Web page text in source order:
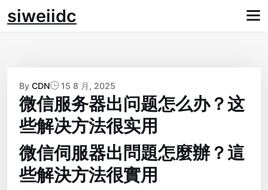
Skip
tosiweiidc
By CDN 15 8 月, 2025
微信服务器出问题怎么办？这
些解决方法很实用
微信伺服器出問題怎麼辦？這
些解決方法很實用